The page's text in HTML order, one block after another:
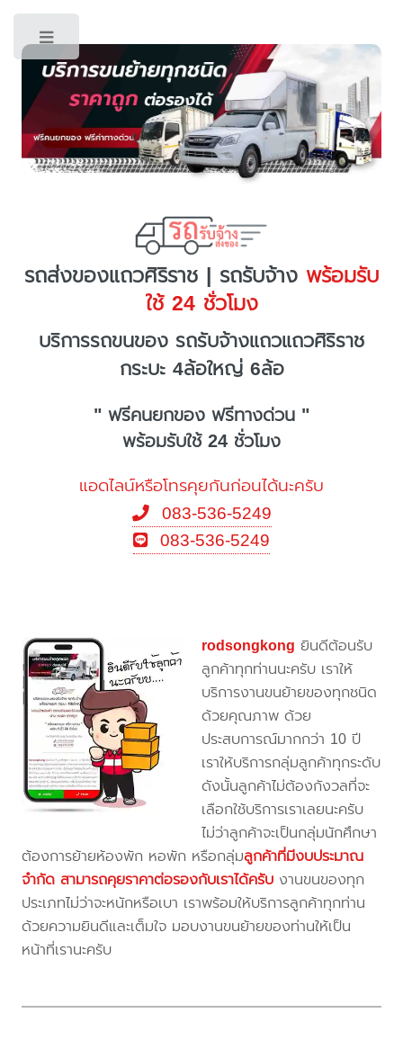
รถส่งของแถวศิริราช | รถรับจ้าง พร้อมรับ
ใช้ 24 ชั่วโมง
บริการรถขนของ รถรับจ้างแถวแถวศิริราช
กระบะ 4ล้อใหญ่ 6ล้อ
" ฟรีคนยกของ ฟรีทางด่วน "
พร้อมรับใช้ 24 ชั่วโมง
แอดไลน์หรือโทรคุยกันก่อนได้นะครับ
083-536-5249
083-536-5249
rodsongkong ยินดีต้อนรับ
ลูกค้าทุกท่านนะครับ เราให้
บริการงานขนย้ายของทุกชนิด
ด้วยคุณภาพ ด้วย
ประสบการณ์มากกว่า 10 ปี
เราให้บริการกลุ่มลูกค้าทุกระดับ
ดังนั้นลูกค้าไม่ต้องกังวลที่จะ
เลือกใช้บริการเราเลยนะครับ
ไม่ว่าลูกค้าจะเป็นกลุ่มนักศึกษา
ต้องการย้ายห้องพัก หอพัก หรือกลุ่มลูกค้าที่มีงบประมาณ
จำกัด สามารถคุยราคาต่อรองกับเราได้ครับ งานขนของทุก
ประเภทไม่ว่าจะหนักหรือเบา เราพร้อมให้บริการลูกค้าทุกท่าน
ด้วยความยินดีและเต็มใจ มอบงานขนย้ายของท่านให้เป็น
หน้าที่เรานะครับ
Toggle